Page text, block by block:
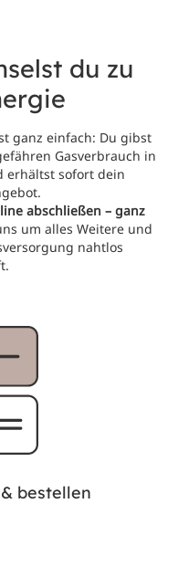
du zu
ganz einfach: Du gibst
Gasverbrauch in
erhältst sofort dein
abschließen – ganz
um alles Weitere und
nahtlos
bestellen